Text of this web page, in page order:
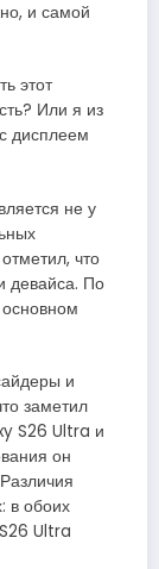
и самой
этот
Или я из
дисплеем
не у
что
девайса. По
и
заметил
S26 Ultra и
он
в обоих
Ultra